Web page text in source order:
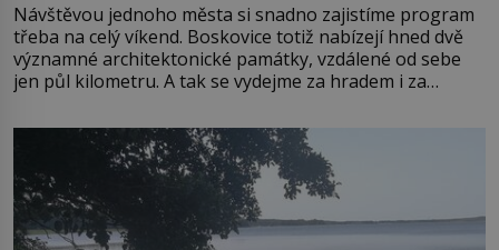
Návštěvou jednoho města si snadno zajistíme program
třeba na celý víkend. Boskovice totiž nabízejí hned dvě
významné architektonické památky, vzdálené od sebe
jen půl kilometru. A tak se vydejme za hradem i za
Boskovice na okraji Drahanské vrchoviny vznikla někdy
ve13. století, a už v roce 1313 kronikáři zaznamenali